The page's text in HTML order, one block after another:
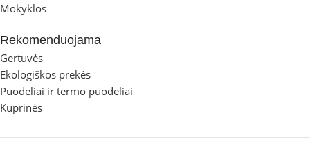
Mokyklos
Rekomenduojama
Gertuvės
Ekologiškos prekės
Puodeliai ir termo puodeliai
Kuprinės